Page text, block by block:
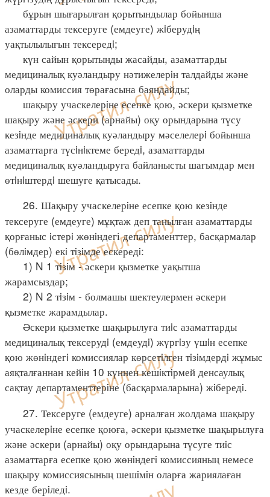
бұрын шығарылған қорытындылар бойынша
азаматтарды тексеруге (емдеуге) жiберудiң
уақтылылығын тексередi;
күн сайын қорытынды жасайды, азаматтарды
медициналық куәландыру нәтижелерiн талдайды және
оларды комиссия төрағасына баяндайды;
шақыру учаскелерiне есепке қою, әскери қызметке
шақыру және әскери (арнайы) оқу орындарына түсу
кезiнде медициналық куәландыру мәселелерi бойынша
азаматтарға түсiнiктеме бередi, азаматтарды
медициналық куәландыруға байланысты шағымдар мен
өтiнiштердi шешуге қатысады.
26. Шақыру учаскелерiне есепке қою кезiнде
тексеруге (емдеуге) мұқтаж деп танылған азаматтарды
қорғаныс iстерi жөнiндегі департаменттер, басқармалар
(бөлiмдер) екi тiзiмде ескередi:
1) N 1 тiзiм - әскери қызметке уақытша
жарамсыздар;
2) N 2 тiзiм - болмашы шектеулермен әскери
қызметке жарамдылар.
Әскери қызметке шақырылуға тиiс азаматтарды
медициналық тексерудi (емдеудi) жүргiзу үшiн есепке
қою жөнiндегi комиссиялар көрсетiлген тiзiмдердi жұмыс
аяқталғаннан кейiн 10 күннен кешiктiрмей денсаулық
сақтау департаменттерiне (басқармаларына) жiбередi.
27. Тексеруге (емдеуге) арналған жолдама шақыру
учаскелерiне есепке қоюға, әскери қызметке шақырылуға
және әскери (арнайы) оқу орындарына түсуге тиiс
азаматтарға есепке қою жөнiндегi комиссияның немесе
шақыру комиссиясының шешiмiн оларға жариялаған
кезде берiледi.